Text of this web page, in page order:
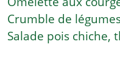
Crumble de
Salade pois chiche,